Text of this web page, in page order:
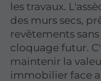
les travaux.
des murs secs,
revêtements
cloquage futur.
maintenir la
immobilier face